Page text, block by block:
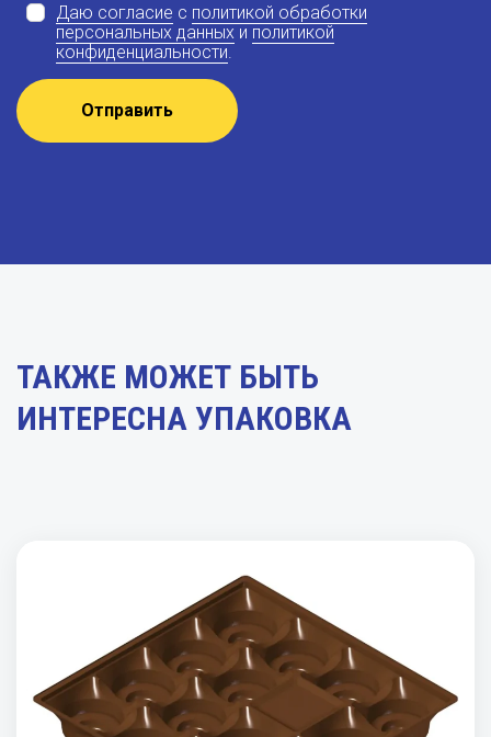
Даю согласие с политикой обработки
персональных данных и политикой
конфиденциальности.
Отправить
ТАКЖЕ МОЖЕТ БЫТЬ
ИНТЕРЕСНА УПАКОВКА